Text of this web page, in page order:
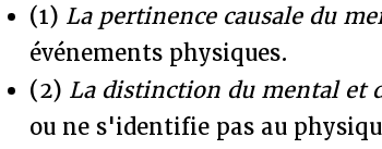
(1) La pertinence causale du
événements physiques.
(2) La distinction du mental et
ou ne s'identifie pas au